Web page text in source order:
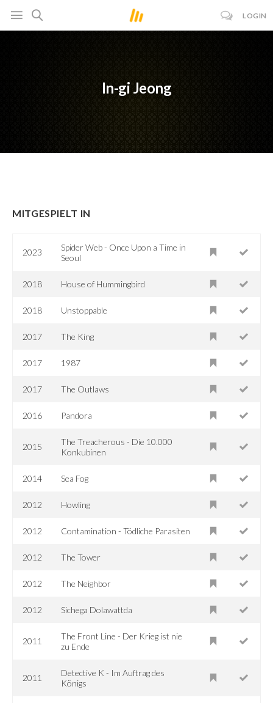
LOGIN
In-gi Jeong
MITGESPIELT IN
2023
Spider Web - Once Upon a Time in
Seoul
2018 House of Hummingbird
2018 Unstoppable
2017 The King
2017 1987
2017 The Outlaws
2016 Pandora
2015
The Treacherous - Die 10.000
Konkubinen
2014 Sea Fog
2012 Howling
2012 Contamination - Tödliche Parasiten
2012 The Tower
2012 The Neighbor
2012 Sichega Dolawattda
2011
The Front Line - Der Krieg ist nie
zu Ende
2011
Detective K - Im Auftrag des
Königs